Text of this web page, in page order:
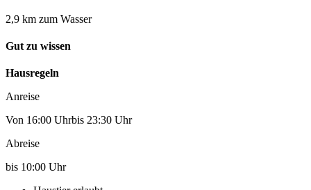
2,9 km zum Wasser
Gut zu wissen
Hausregeln
Anreise
Von 16:00 Uhrbis 23:30 Uhr
Abreise
bis 10:00 Uhr